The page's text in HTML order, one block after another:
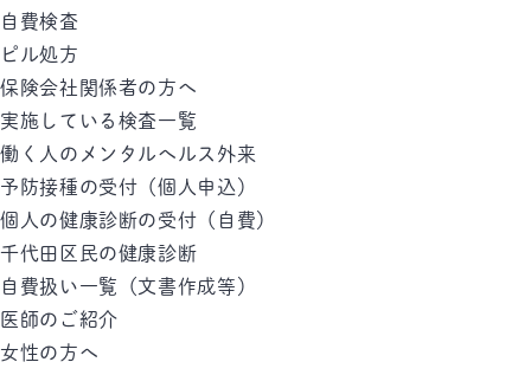
自費検査
ピル処方
保険会社関係者の方へ
実施している検査一覧
働く人のメンタルへルス外来
予防接種の受付（個人申込）
個人の健康診断の受付（自費）
千代田区民の健康診断
自費扱い一覧（文書作成等）
医師のご紹介
女性の方へ